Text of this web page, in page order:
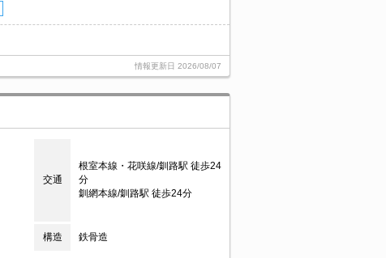
情報更新日 2026/08/07
交通
根室本線・花咲線/釧路駅 徒歩24
分
釧網本線/釧路駅 徒歩24分
構造 鉄骨造